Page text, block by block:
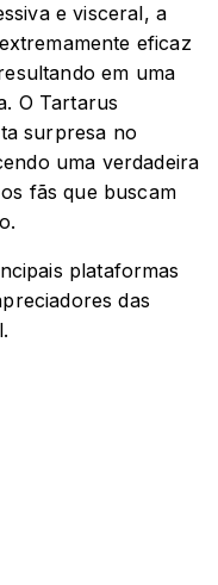
e visceral, a
eficaz
em uma
O Tartarus
surpresa no
uma verdadeira
fãs que buscam
plataformas
das